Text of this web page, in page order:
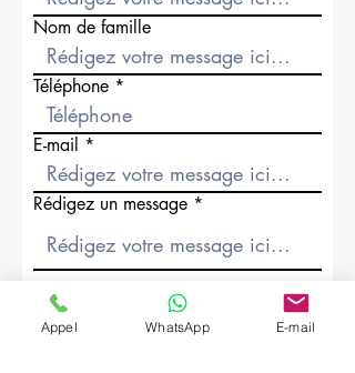
Nom de famille
Téléphone
E-mail
Rédigez un message
Société
Appel WhatsApp E-mail